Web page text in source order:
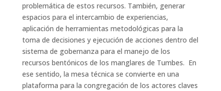
problemática de estos recursos. También, generar
espacios para el intercambio de experiencias,
aplicación de herramientas metodológicas para la
toma de decisiones y ejecución de acciones dentro del
sistema de gobernanza para el manejo de los
recursos bentónicos de los manglares de Tumbes. En
ese sentido, la mesa técnica se convierte en una
plataforma para la congregación de los actores claves